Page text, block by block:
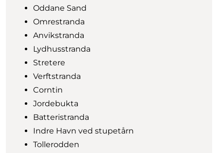
Oddane Sand
Omrestranda
Anvikstranda
Lydhusstranda
Stretere
Verftstranda
Corntin
Jordebukta
Batteristranda
Indre Havn ved stupetårn
Tollerodden